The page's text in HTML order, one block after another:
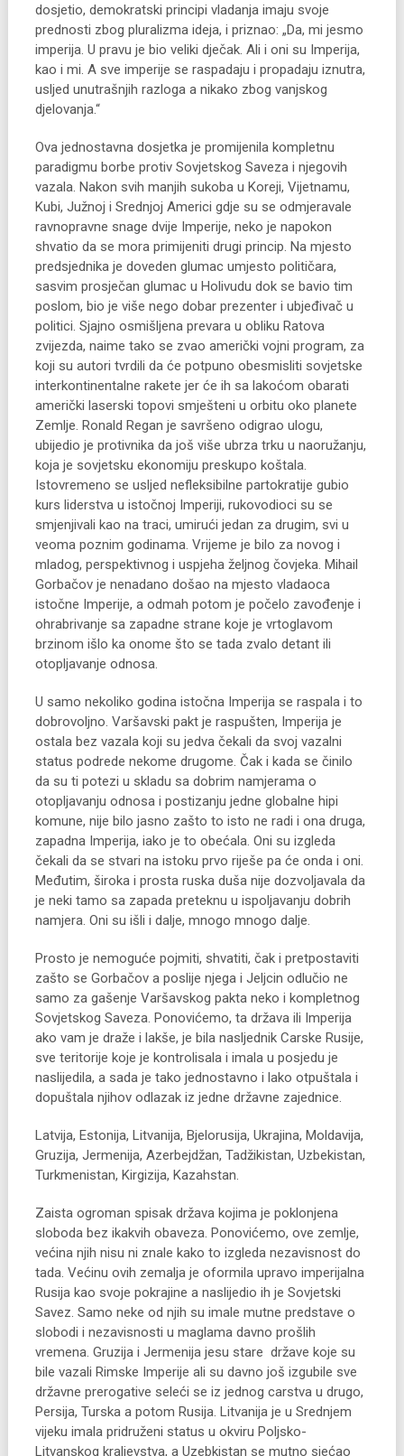
dosjetio, demokratski principi vladanja imaju svoje
prednosti zbog pluralizma ideja, i priznao: „Da, mi jesmo
imperija. U pravu je bio veliki dječak. Ali i oni su Imperija,
kao i mi. A sve imperije se raspadaju i propadaju iznutra,
usljed unutrašnjih razloga a nikako zbog vanjskog
djelovanja.“
Ova jednostavna dosjetka je promijenila kompletnu
paradigmu borbe protiv Sovjetskog Saveza i njegovih
vazala. Nakon svih manjih sukoba u Koreji, Vijetnamu,
Kubi, Južnoj i Srednjoj Americi gdje su se odmjeravale
ravnopravne snage dvije Imperije, neko je napokon
shvatio da se mora primijeniti drugi princip. Na mjesto
predsjednika je doveden glumac umjesto političara,
sasvim prosječan glumac u Holivudu dok se bavio tim
poslom, bio je više nego dobar prezenter i ubjeđivač u
politici. Sjajno osmišljena prevara u obliku Ratova
zvijezda, naime tako se zvao američki vojni program, za
koji su autori tvrdili da će potpuno obesmisliti sovjetske
interkontinentalne rakete jer će ih sa lakoćom obarati
američki laserski topovi smješteni u orbitu oko planete
Zemlje. Ronald Regan je savršeno odigrao ulogu,
ubijedio je protivnika da još više ubrza trku u naoružanju,
koja je sovjetsku ekonomiju preskupo koštala.
Istovremeno se usljed nefleksibilne partokratije gubio
kurs liderstva u istočnoj Imperiji, rukovodioci su se
smjenjivali kao na traci, umirući jedan za drugim, svi u
veoma poznim godinama. Vrijeme je bilo za novog i
mladog, perspektivnog i uspjeha željnog čovjeka. Mihail
Gorbačov je nenadano došao na mjesto vladaoca
istočne Imperije, a odmah potom je počelo zavođenje i
ohrabrivanje sa zapadne strane koje je vrtoglavom
brzinom išlo ka onome što se tada zvalo detant ili
otopljavanje odnosa.
U samo nekoliko godina istočna Imperija se raspala i to
dobrovoljno. Varšavski pakt je raspušten, Imperija je
ostala bez vazala koji su jedva čekali da svoj vazalni
status podrede nekome drugome. Čak i kada se činilo
da su ti potezi u skladu sa dobrim namjerama o
otopljavanju odnosa i postizanju jedne globalne hipi
komune, nije bilo jasno zašto to isto ne radi i ona druga,
zapadna Imperija, iako je to obećala. Oni su izgleda
čekali da se stvari na istoku prvo riješe pa će onda i oni.
Međutim, široka i prosta ruska duša nije dozvoljavala da
je neki tamo sa zapada preteknu u ispoljavanju dobrih
namjera. Oni su išli i dalje, mnogo mnogo dalje.
Prosto je nemoguće pojmiti, shvatiti, čak i pretpostaviti
zašto se Gorbačov a poslije njega i Jeljcin odlučio ne
samo za gašenje Varšavskog pakta neko i kompletnog
Sovjetskog Saveza. Ponovićemo, ta država ili Imperija
ako vam je draže i lakše, je bila nasljednik Carske Rusije,
sve teritorije koje je kontrolisala i imala u posjedu je
naslijedila, a sada je tako jednostavno i lako otpuštala i
dopuštala njihov odlazak iz jedne državne zajednice.
Latvija, Estonija, Litvanija, Bjelorusija, Ukrajina, Moldavija,
Gruzija, Jermenija, Azerbejdžan, Tadžikistan, Uzbekistan,
Turkmenistan, Kirgizija, Kazahstan.
Zaista ogroman spisak država kojima je poklonjena
sloboda bez ikakvih obaveza. Ponovićemo, ove zemlje,
većina njih nisu ni znale kako to izgleda nezavisnost do
tada. Većinu ovih zemalja je oformila upravo imperijalna
Rusija kao svoje pokrajine a naslijedio ih je Sovjetski
Savez. Samo neke od njih su imale mutne predstave o
slobodi i nezavisnosti u maglama davno prošlih
vremena. Gruzija i Jermenija jesu stare države koje su
bile vazali Rimske Imperije ali su davno još izgubile sve
državne prerogative seleći se iz jednog carstva u drugo,
Persija, Turska a potom Rusija. Litvanija je u Srednjem
vijeku imala pridruženi status u okviru Poljsko-
Litvanskog kraljevstva, a Uzebkistan se mutno sjećao